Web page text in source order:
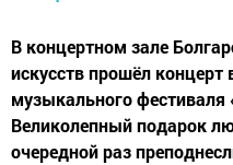
В концертном зале
искусств прошёл
музыкального фестиваля
Великолепный подарок
очередной раз